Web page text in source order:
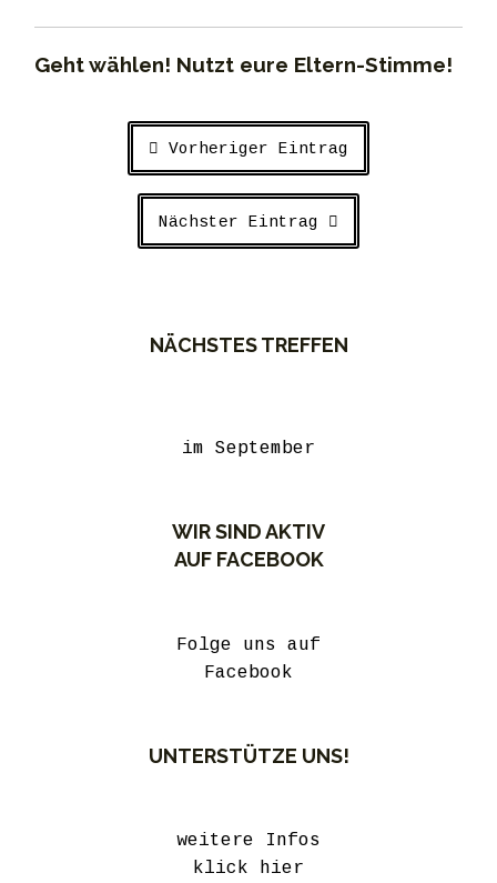
Geht wählen! Nutzt eure Eltern-Stimme!
Vorheriger Eintrag
Nächster Eintrag
NÄCHSTES TREFFEN
im September
WIR SIND AKTIV
AUF FACEBOOK
Folge uns auf
Facebook
UNTERSTÜTZE UNS!
weitere Infos
klick hier